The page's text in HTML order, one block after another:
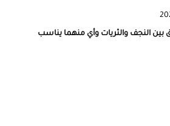
بين النجف والثريات وأي منهما يناسب